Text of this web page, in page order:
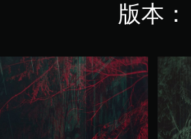
版本：
豪
華
版